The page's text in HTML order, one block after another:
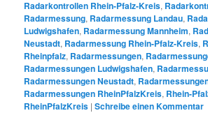
Radarkontrollen Rhein-Pfalz-Kreis,
Radarmessung, Radarmessung Landau,
Ludwigshafen, Radarmessung Mannheim,
Neustadt, Radarmessung Rhein-Pfalz-Kreis,
Rheinpfalz, Radarmessungen,
Radarmessungen Ludwigshafen,
Radarmessungen Neustadt,
Radarmessungen RheinPfalzKreis, Rhein-
RheinPfalzKreis |Schreibe einen Kommentar